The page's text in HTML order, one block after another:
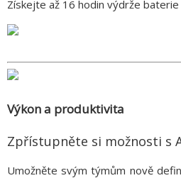
Získejte až 16 hodin výdrže
Výkon a produktivita
Zpřístupněte si možnosti s
Umožněte svým týmům nově